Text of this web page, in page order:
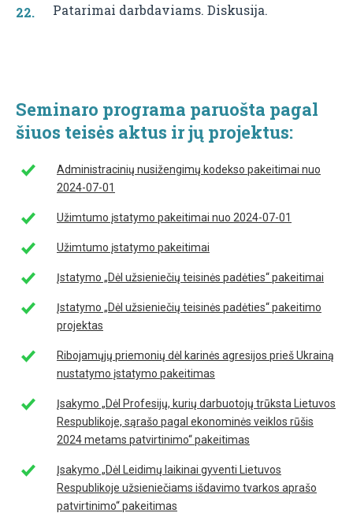
Patarimai darbdaviams. Diskusija.
Seminaro programa paruošta pagal
šiuos teisės aktus ir jų projektus:
Administracinių nusižengimų kodekso pakeitimai nuo
2024-07-01
Užimtumo įstatymo pakeitimai nuo 2024-07-01
Užimtumo įstatymo pakeitimai
Įstatymo „Dėl užsieniečių teisinės padėties“ pakeitimai
Įstatymo „Dėl užsieniečių teisinės padėties“ pakeitimo
projektas
Ribojamųjų priemonių dėl karinės agresijos prieš Ukrainą
nustatymo įstatymo pakeitimas
Įsakymo „Dėl Profesijų, kurių darbuotojų trūksta Lietuvos
Respublikoje, sąrašo pagal ekonominės veiklos rūšis
2024 metams patvirtinimo“ pakeitimas
Įsakymo „Dėl Leidimų laikinai gyventi Lietuvos
Respublikoje užsieniečiams išdavimo tvarkos aprašo
patvirtinimo“ pakeitimas